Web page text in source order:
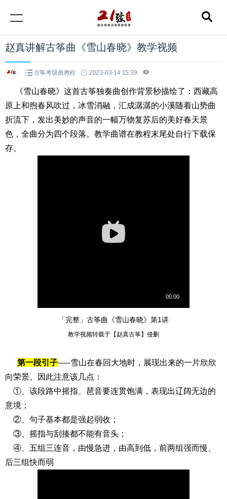
赵真讲解古筝曲《雪山春晓》教学视频
古筝考级曲教程 2023-03-14 15:39
《雪山春晓》这首古筝独奏曲创作背景秒描绘了：西藏高
原上和煦春风吹过，冰雪消融，汇成潺潺的小溪随着山势曲
折流下，发出美妙的声音的一幅万物复苏后的美好春天景
色，全曲分为四个段落。教学曲谱在教程末尾处自行下载保
存。
「完整」古筝曲《雪山春晓》第1讲
教学视频转载于【赵真古筝】侵删
第一段引子-----雪山在春回大地时，展现出来的一片欣欣
向荣景。因此注意该几点：
①、该段路中摇指、琶音要连贯饱满，表现出辽阔无边的
意境；
②、句子基本都是强起弱收；
③、摇指与刮揍都不能有音头；
④、五组三连音，由慢急进，由高到低，前两组强而慢、
后三组快而弱